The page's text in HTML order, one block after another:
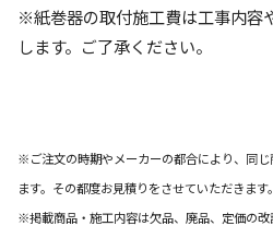
※紙巻器の取付施工費は工事内容
します。ご了承ください。
※ご注文の時期やメーカーの都合により、同
ます。その都度お見積りをさせていただきます。
※掲載商品・施工内容は欠品、廃品、定価の